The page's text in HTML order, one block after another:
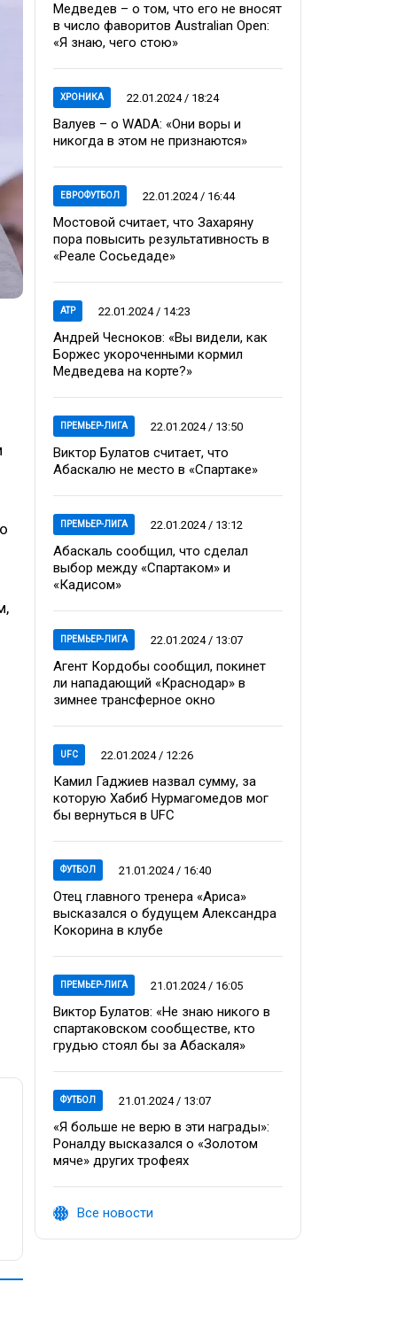
Медведев – о том, что его не вносят
в число фаворитов Australian Open:
«Я знаю, чего стою»
ХРОНИКА 22.01.2024 / 18:24
Валуев – о WADA: «Они воры и
никогда в этом не признаются»
ЕВРОФУТБОЛ 22.01.2024 / 16:44
Мостовой считает, что Захаряну
пора повысить результативность в
«Реале Сосьедаде»
ATP 22.01.2024 / 14:23
Андрей Чесноков: «Вы видели, как
Боржес укороченными кормил
Медведева на корте?»
ПРЕМЬЕР-ЛИГА 22.01.2024 / 13:50
Виктор Булатов считает, что
Абаскалю не место в «Спартаке»
ПРЕМЬЕР-ЛИГА 22.01.2024 / 13:12
Абаскаль сообщил, что сделал
выбор между «Спартаком» и
«Кадисом»
ПРЕМЬЕР-ЛИГА 22.01.2024 / 13:07
Агент Кордобы сообщил, покинет
ли нападающий «Краснодар» в
зимнее трансферное окно
UFC 22.01.2024 / 12:26
Камил Гаджиев назвал сумму, за
которую Хабиб Нурмагомедов мог
бы вернуться в UFC
ФУТБОЛ 21.01.2024 / 16:40
Отец главного тренера «Ариса»
высказался о будущем Александра
Кокорина в клубе
ПРЕМЬЕР-ЛИГА 21.01.2024 / 16:05
Виктор Булатов: «Не знаю никого в
спартаковском сообществе, кто
грудью стоял бы за Абаскаля»
ФУТБОЛ 21.01.2024 / 13:07
«Я больше не верю в эти награды»:
Роналду высказался о «Золотом
мяче» других трофеях
Все новости